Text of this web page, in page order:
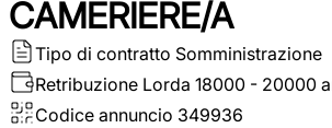
CAMERIERE/A
Tipo di contratto Somministrazione
Retribuzione Lorda 18000 - 20000
Codice annuncio 349936